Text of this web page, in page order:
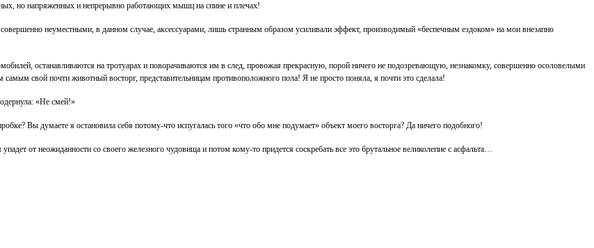
но напряженных и непрерывно работающих мышц на спине и плечах!
неуместными, в данном случае, аксессуарами, лишь странным образом усиливали эффект, производимый «беспечным ездоком» на мои внезапно
останавливаются на тротуарах и поворачиваются им в след, провожая прекрасную, порой ничего не подозревающую, незнакомку, совершенно осоловелыми
свой почти животный восторг, представительницам противоположного пола! Я не просто поняла, я почти это сделала!
«Не смей!»
Вы думаете я остановила себя потому-что испугалась того «что обо мне подумает» объект моего восторга? Да ничего подобного!
от неожиданности со своего железного чудовища и потом кому-то придется соскребать все это брутальное великолепие с асфальта…